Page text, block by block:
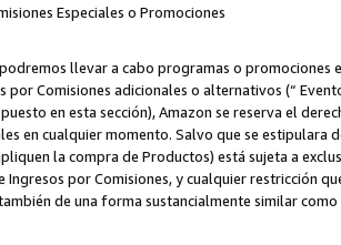
Especiales o Promociones
llevar a cabo programas o
por Comisiones adicionales o alternativos (“
en esta sección), Amazon se reserva el
en cualquier momento. Salvo que se
la compra de Productos) está sujeta a
Ingresos por Comisiones, y cualquier restricción
de una forma sustancialmente similar